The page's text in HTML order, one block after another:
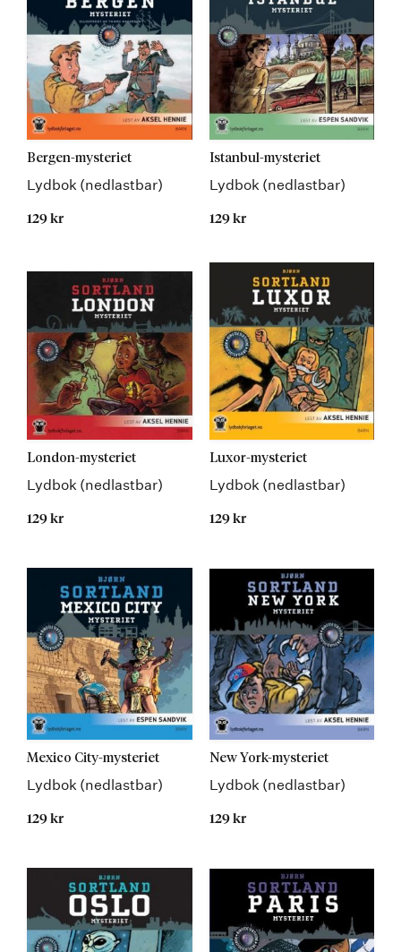
Bergen-mysteriet
Lydbok (nedlastbar)
129 kr
Istanbul-mysteriet
Lydbok (nedlastbar)
129 kr
London-mysteriet
Lydbok (nedlastbar)
129 kr
Luxor-mysteriet
Lydbok (nedlastbar)
129 kr
Mexico City-mysteriet
Lydbok (nedlastbar)
129 kr
New York-mysteriet
Lydbok (nedlastbar)
129 kr